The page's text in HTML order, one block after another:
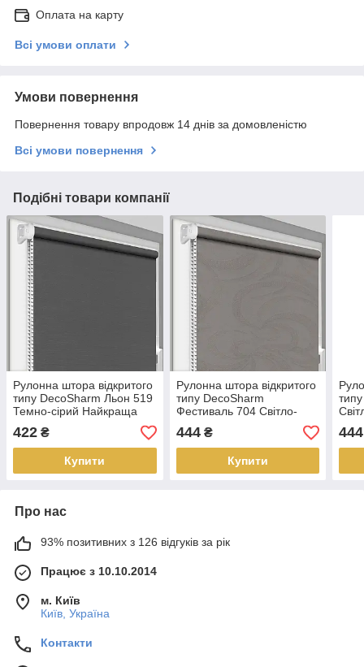
Оплата на карту
Всі умови оплати
Умови повернення
Повернення товару впродовж 14 днів за домовленістю
Всі умови повернення
Подібні товари компанії
Рулонна штора відкритого
типу DecoSharm Льон 519
Темно-сірий Найкраща
якість
422 ₴
Купити
Рулонна штора відкритого
типу DecoSharm
Фестиваль 704 Світло-
сірий Найкраща якість
444₴
Купити
444
Про нас
93% позитивних з 126 відгуків за рік
Працює з 10.10.2014
м. Київ
Київ, Україна
Контакти